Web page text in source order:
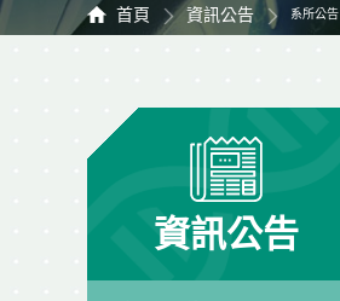
首頁 資訊公告 系所公告
資訊公告